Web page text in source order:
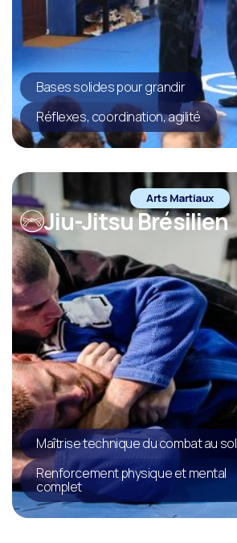
Bases solides pour grandir
Réflexes, coordination, agilité
Arts Martiaux
Jiu-Jitsu Brésilien
Maîtrise technique du combat au sol
Renforcement physique et mental
complet